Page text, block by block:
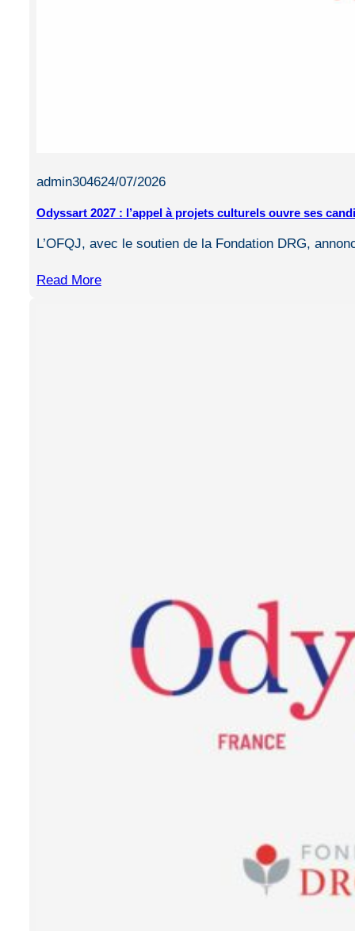
admin304624/07/2026
Odyssart 2027 : l’appel à projets culturels ouvre ses
L’OFQJ, avec le soutien de la Fondation DRG,
Read More